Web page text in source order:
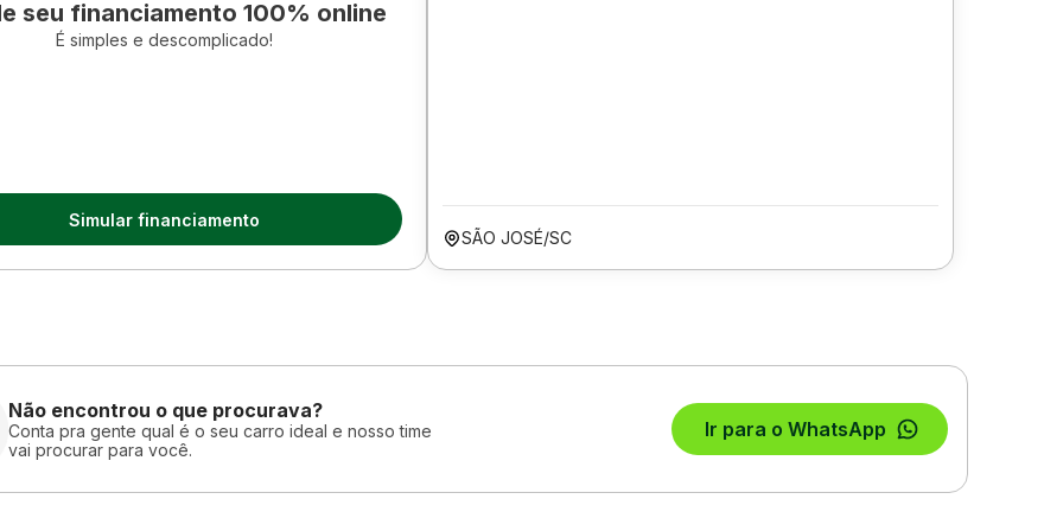
seu financiamento 100% online
É simples e descomplicado!
Simular financiamento
SÃO JOSÉ/SC
Não encontrou o que procurava?
Conta pra gente qual é o seu carro ideal e nosso time
vai procurar para você.
Ir para o WhatsApp